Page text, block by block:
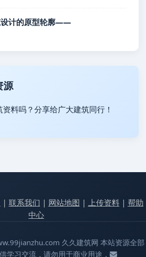
设计的原型轮廓——
源
料吗？分享给广大建筑同行！
| 联系我们 | 网站地图 | 上传资料| 帮助
中心
久久建筑网 本站资源全部
学习交流，请勿用于商业用途，